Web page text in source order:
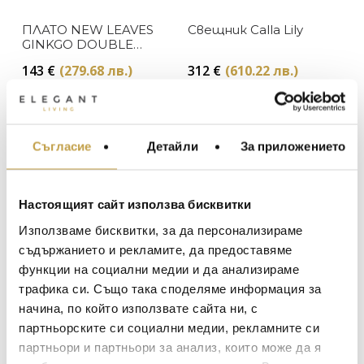
Съгласие Детайли За приложението
Настоящият сайт използва бисквитки
Използваме бисквитки, за да персонализираме
съдържанието и рекламите, да предоставяме
функции на социални медии и да анализираме
трафика си. Също така споделяме информация за
начина, по който използвате сайта ни, с
партньорските си социални медии, рекламните си
партньори и партньори за анализ, които може да я
ПЛАТО NEW LEAVES
GINKGO DOUBLE
DISH
143 € (279.68 лв.)
Свещник Calla Lily
312 € (610.22 лв.)
Preorder
Съд за мед с лъжица
Apple Goldtone
132€ (258.17 лв.)
Рамка за снимка
Twig Gold
175€ (342.27 лв.)
МЕБЕЛИ ЗА ДОМА И
ЗА МАСАТА
ТЕКСТИЛ ЗА ДОМА
АРОМАТИ ЗА ДОМА
ИЗКУСТВО И КНИГИ
ВИСОК КЛАС
BACCARAT
TOM DIXON
MICHAEL ARAM
ASSOULINE
SELETTI